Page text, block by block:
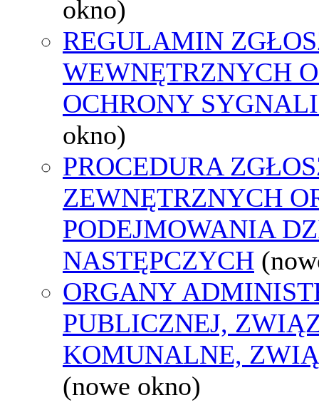
okno)
REGULAMIN
WEWNĘTRZNYCH
OCHRONY
okno)
PROCEDURA
ZEWNĘTRZNYCH
PODEJMOWANIA
NASTĘPCZYCH
ORGANY
PUBLICZNEJ,
KOMUNALNE,
(nowe okno)